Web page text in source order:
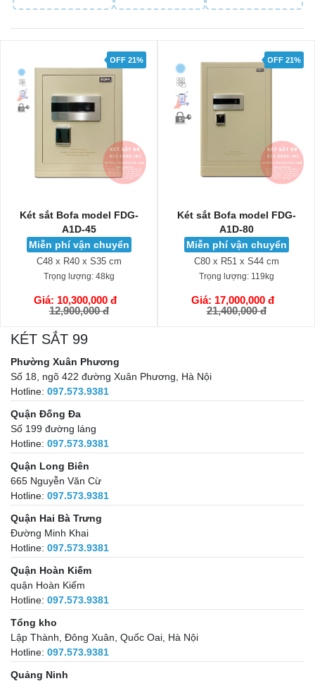
OFF 21%
Két sắt Bofa model FDG-
A1D-45
Miễn phí vận chuyển
C48 x R40 x S35 cm
Trọng lượng:48kg
Giá: 10,300,000 đ
12,900,000 đ
GIỎ HÀNG
OFF 21%
Két sắt Bofa model FDG-
A1D-80
Miễn phí vận chuyển
C80 x R51 x S44 cm
Trọng lượng:119kg
Giá: 17,000,000 đ
21,400,000 đ
GIỎ HÀNG
KÉT SẮT 99
Phường Xuân Phương
Số 18, ngõ 422 đường Xuân Phương, Hà Nội
Hotline: 097.573.9381
Quận Đống Đa
Số 199 đường láng
Hotline: 097.573.9381
Quận Long Biên
665 Nguyễn Văn Cừ
Hotline: 097.573.9381
Quận Hai Bà Trưng
Đường Minh Khai
Hotline: 097.573.9381
Quận Hoàn Kiếm
quận Hoàn Kiếm
Hotline: 097.573.9381
Tổng kho
Lập Thành, Đông Xuân, Quốc Oai, Hà Nội
Hotline: 097.573.9381
Quảng Ninh